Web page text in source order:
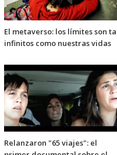
El metaverso: los límites son
infinitos como nuestras vidas
Relanzaron "65 viajes": el